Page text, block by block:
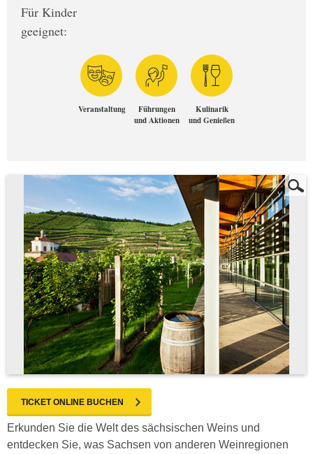
Für Kinder
geeignet:
Veranstaltung
Führungen
und Aktionen
Kulinarik
und Genießen
TICKET ONLINE BUCHEN
Erkunden Sie die Welt des sächsischen Weins und
entdecken Sie, was Sachsen von anderen Weinregionen